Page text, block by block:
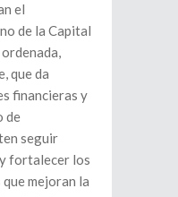
el
de la Capital
que da
financieras y
de
seguir
fortalecer los
mejoran la